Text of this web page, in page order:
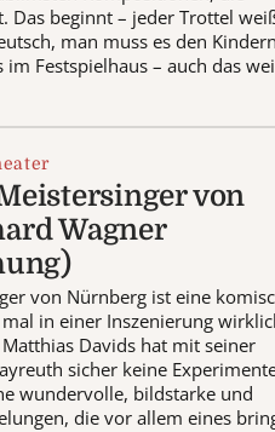
Das beginnt – jeder Trottel
man muss es den Kindern
im Festspielhaus – auch das
von
Wagner
von Nürnberg ist eine
in einer Inszenierung
Davids hat mit seiner
sicher keine
wundervolle, bildstarke und
die vor allem eines